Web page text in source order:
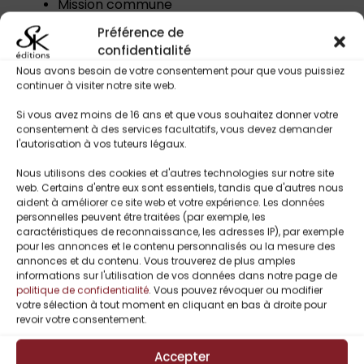
Préférence de
confidentialité
Nous avons besoin de votre consentement pour que vous puissiez
continuer à visiter notre site web.
Si vous avez moins de 16 ans et que vous souhaitez donner votre
consentement à des services facultatifs, vous devez demander
l'autorisation à vos tuteurs légaux.
Nous utilisons des cookies et d'autres technologies sur notre site
web. Certains d'entre eux sont essentiels, tandis que d'autres nous
aident à améliorer ce site web et votre expérience. Les données
personnelles peuvent être traitées (par exemple, les
caractéristiques de reconnaissance, les adresses IP), par exemple
pour les annonces et le contenu personnalisés ou la mesure des
annonces et du contenu. Vous trouverez de plus amples
informations sur l'utilisation de vos données dans notre page de
politique de confidentialité. Vous pouvez révoquer ou modifier
votre sélection à tout moment en cliquant en bas à droite pour
revoir votre consentement.
Accepter
Mission commune
Conflit entre devoir et sentiments
Tension romantique
Équipe unie contre un ennemi puissant
Titres Similaires